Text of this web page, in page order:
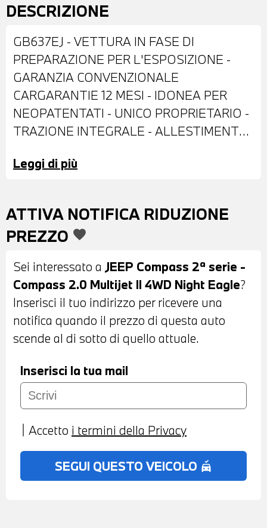
DESCRIZIONE
GB637EJ - VETTURA IN FASE DI
PREPARAZIONE PER L'ESPOSIZIONE -
GARANZIA CONVENZIONALE
CARGARANTIE 12 MESI - IDONEA PER
NEOPATENTATI - UNICO PROPRIETARIO -
TRAZIONE INTEGRALE - ALLESTIMENTO
PASTELLO BIANCA - CERCHI IN LEGA DA
TETTO A CONTRASTO NERO - SENSORI
DI PARCHEGGIO POSTERIORI -
STOFFA MISTO PELLE NERA - VOLANTE
IN PELLE CON COMANDI MULTIFUNZIONE
- CRUISE CONTROL - CAMBIO
AUTOMATICO - CONTROLLO
ELETTRONICO DELLA CORSIA -
NAVIGATORE - BLUETOOTH - USB -
CLIMATIZZATORE AUTOMATICO BIZONA -
BRACCIOLO CENTRALE ANTERIORE -
PERMUTA - POSSIBILITA' DI
FINANZIAMENTO ANCHE PER L'INTERO
IMPORTO
Leggi di più
ATTIVA NOTIFICA RIDUZIONE
PREZZO favorite
Sei interessato a JEEP Compass 2ª serie -
Compass 2.0 Multijet II 4WD Night Eagle?
Inserisci il tuo indirizzo per ricevere una
notifica quando il prezzo di questa auto
scende al di sotto di quello attuale.
Inserisci la tua mail
Accetto i termini della Privacy
SEGUI QUESTO VEICOLO no_crash